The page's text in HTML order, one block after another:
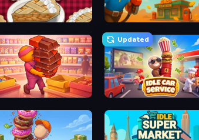
Bakeria Gas Station
Packing Store
Updated
Idle Car Service: Tycoon